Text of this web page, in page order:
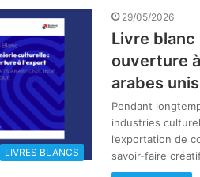
LIVRES BLANCS
29/05/2026
Livre
ouverture
arabes
Pendant
industries
l’exportation de
savoir-faire